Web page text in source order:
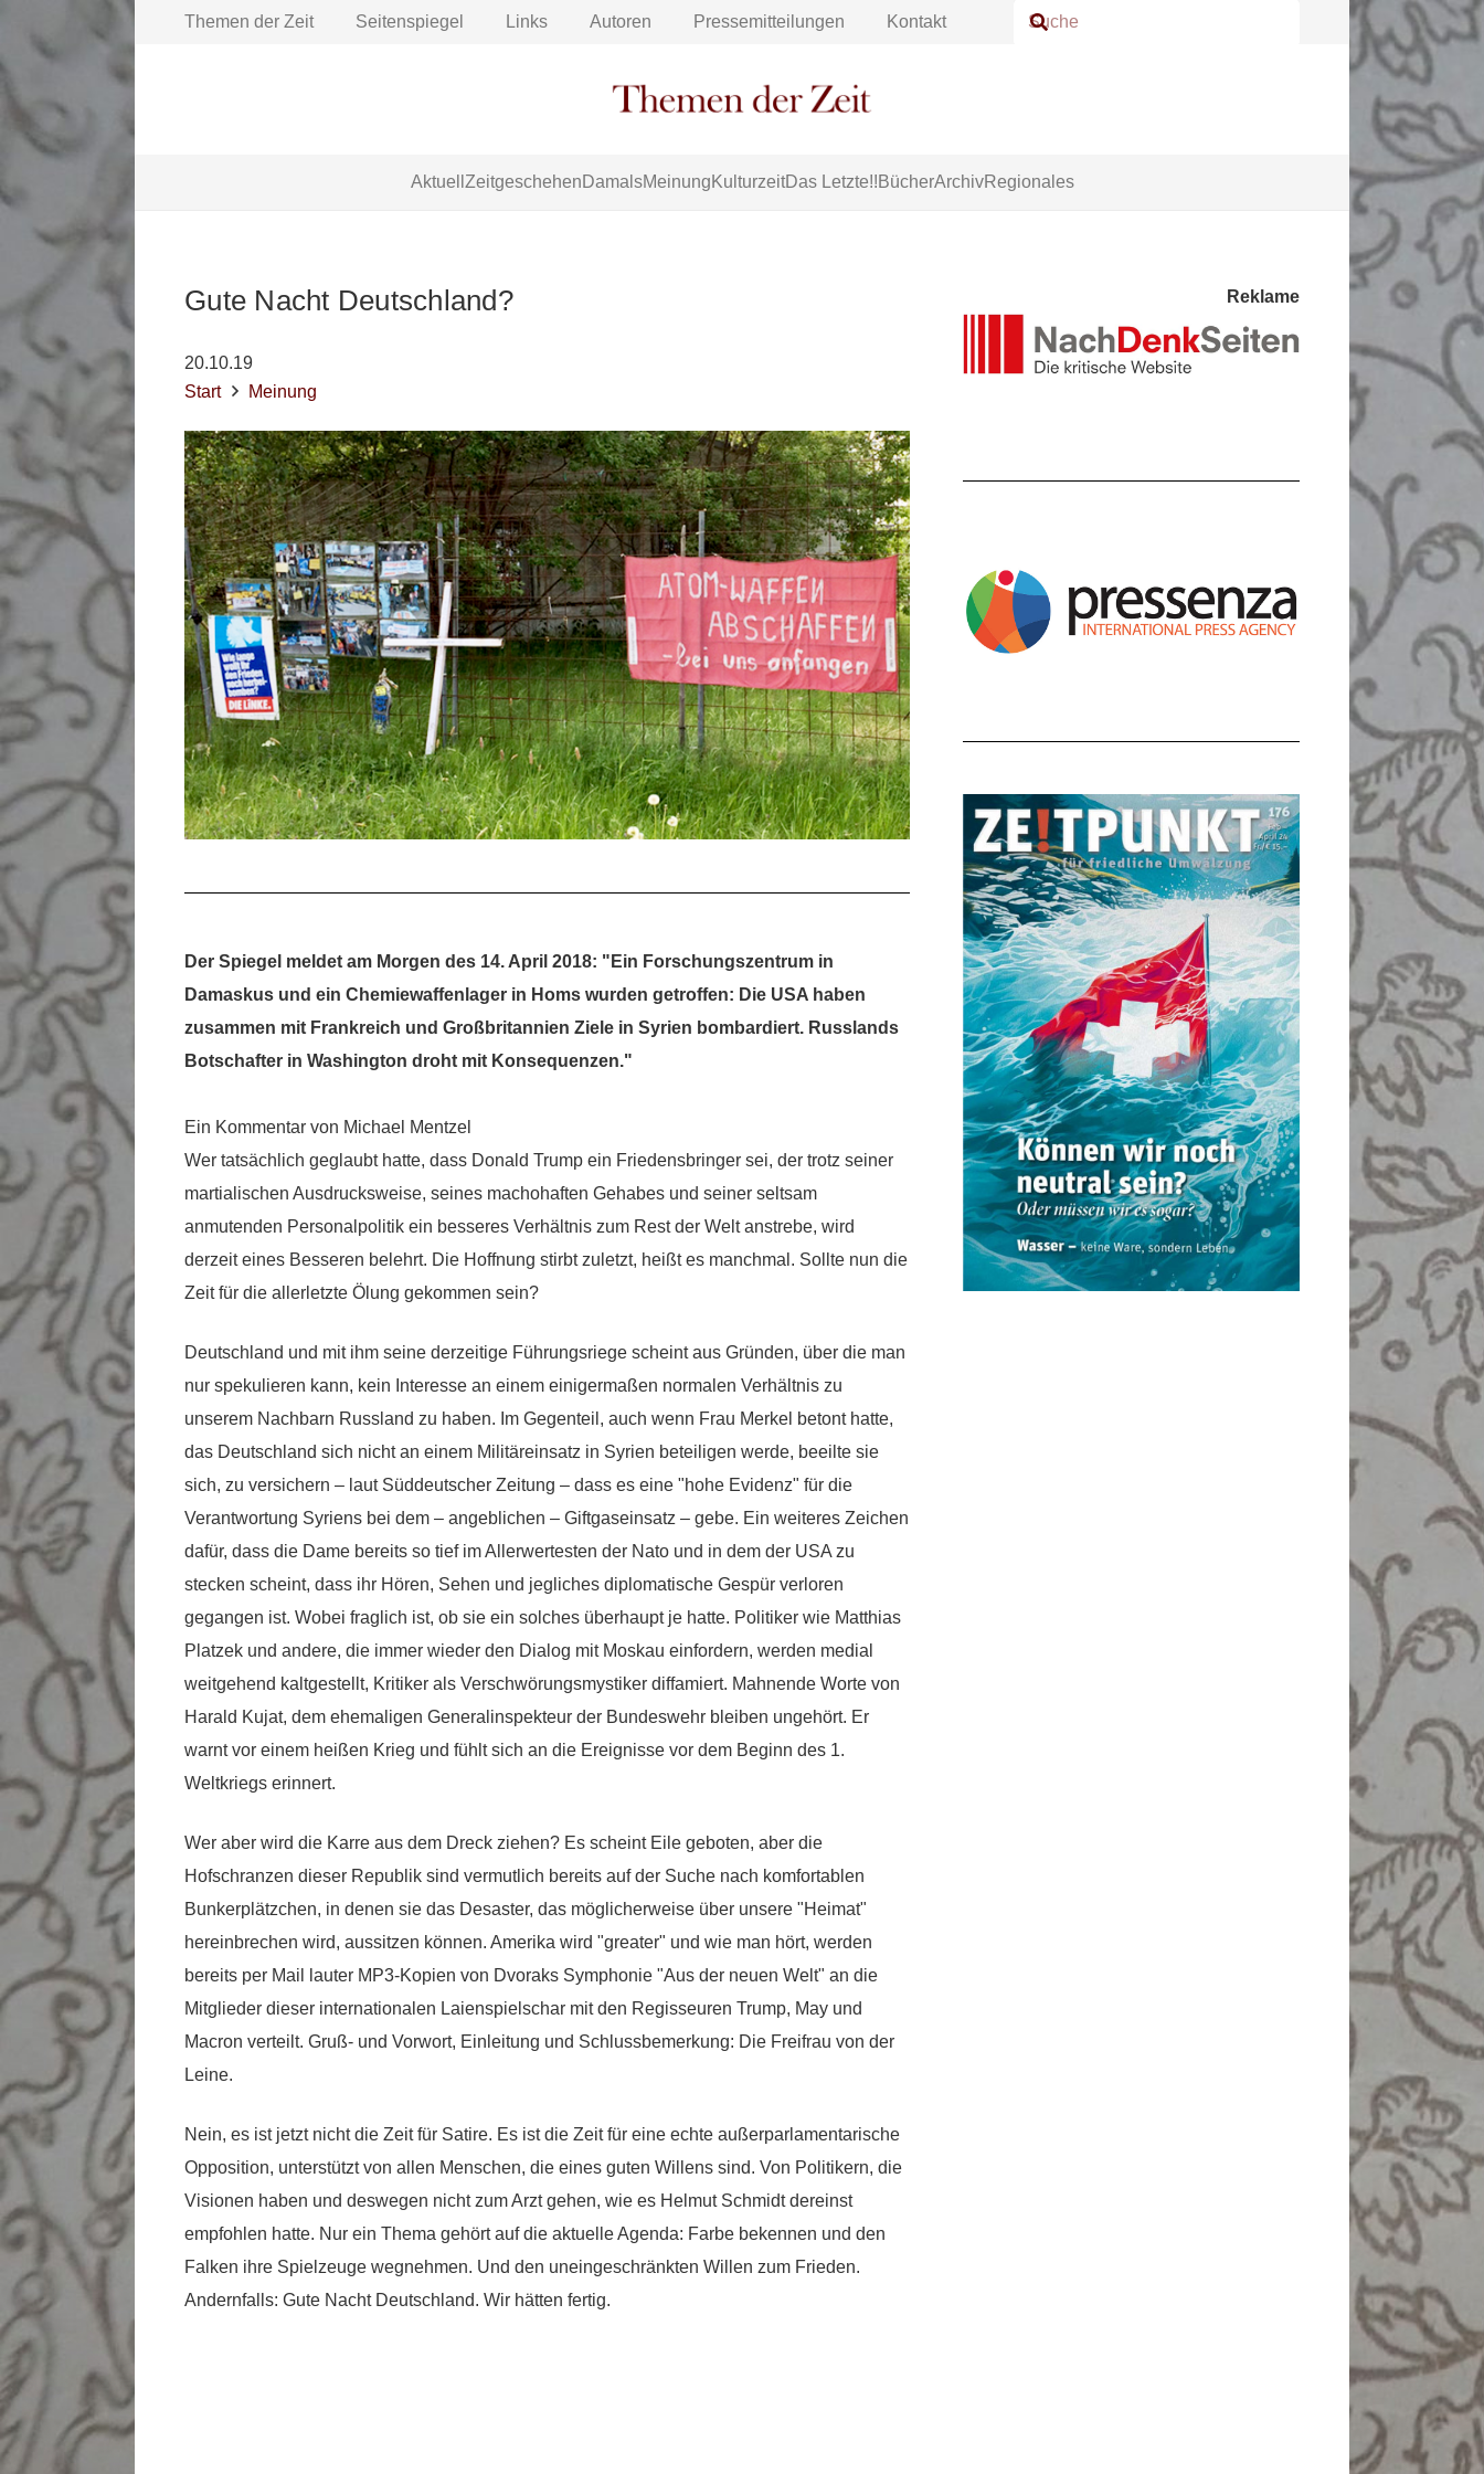
Themen der Zeit Seitenspiegel Links Autoren Pressemitteilungen Kontakt
Aktuell Zeitgeschehen DamalsMeinung KulturzeitDas Letzte!! BücherArchivRegionales
Gute Nacht Deutschland?
20.10.19
Start
Meinung
Der Spiegel meldet am Morgen des 14. April 2018: "Ein Forschungszentrum in
Damaskus und ein Chemiewaffenlager in Homs wurden getroffen: Die USA haben
zusammen mit Frankreich und Großbritannien Ziele in Syrien bombardiert. Russlands
Botschafter in Washington droht mit Konsequenzen."
Ein Kommentar von Michael Mentzel
Wer tatsächlich geglaubt hatte, dass Donald Trump ein Friedensbringer sei, der trotz seiner
martialischen Ausdrucksweise, seines machohaften Gehabes und seiner seltsam
anmutenden Personalpolitik ein besseres Verhältnis zum Rest der Welt anstrebe, wird
derzeit eines Besseren belehrt. Die Hoffnung stirbt zuletzt, heißt es manchmal. Sollte nun die
Zeit für die allerletzte Ölung gekommen sein?
Deutschland und mit ihm seine derzeitige Führungsriege scheint aus Gründen, über die man
nur spekulieren kann, kein Interesse an einem einigermaßen normalen Verhältnis zu
unserem Nachbarn Russland zu haben. Im Gegenteil, auch wenn Frau Merkel betont hatte,
das Deutschland sich nicht an einem Militäreinsatz in Syrien beteiligen werde, beeilte sie
sich, zu versichern – laut Süddeutscher Zeitung – dass es eine "hohe Evidenz" für die
Verantwortung Syriens bei dem – angeblichen – Giftgaseinsatz – gebe. Ein weiteres Zeichen
dafür, dass die Dame bereits so tief im Allerwertesten der Nato und in dem der USA zu
stecken scheint, dass ihr Hören, Sehen und jegliches diplomatische Gespür verloren
gegangen ist. Wobei fraglich ist, ob sie ein solches überhaupt je hatte. Politiker wie Matthias
Platzek und andere, die immer wieder den Dialog mit Moskau einfordern, werden medial
weitgehend kaltgestellt, Kritiker als Verschwörungsmystiker diffamiert. Mahnende Worte von
Harald Kujat, dem ehemaligen Generalinspekteur der Bundeswehr bleiben ungehört. Er
warnt vor einem heißen Krieg und fühlt sich an die Ereignisse vor dem Beginn des 1.
Weltkriegs erinnert.
Wer aber wird die Karre aus dem Dreck ziehen? Es scheint Eile geboten, aber die
Hofschranzen dieser Republik sind vermutlich bereits auf der Suche nach komfortablen
Bunkerplätzchen, in denen sie das Desaster, das möglicherweise über unsere "Heimat"
hereinbrechen wird, aussitzen können. Amerika wird "greater" und wie man hört, werden
bereits per Mail lauter MP3-Kopien von Dvoraks Symphonie "Aus der neuen Welt" an die
Mitglieder dieser internationalen Laienspielschar mit den Regisseuren Trump, May und
Macron verteilt. Gruß- und Vorwort, Einleitung und Schlussbemerkung: Die Freifrau von der
Leine.
Nein, es ist jetzt nicht die Zeit für Satire. Es ist die Zeit für eine echte außerparlamentarische
Opposition, unterstützt von allen Menschen, die eines guten Willens sind. Von Politikern, die
Visionen haben und deswegen nicht zum Arzt gehen, wie es Helmut Schmidt dereinst
empfohlen hatte. Nur ein Thema gehört auf die aktuelle Agenda: Farbe bekennen und den
Falken ihre Spielzeuge wegnehmen. Und den uneingeschränkten Willen zum Frieden.
Andernfalls: Gute Nacht Deutschland. Wir hätten fertig.
Reklame